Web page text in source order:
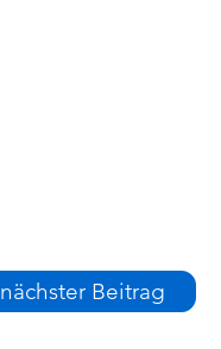
nächster Beitrag